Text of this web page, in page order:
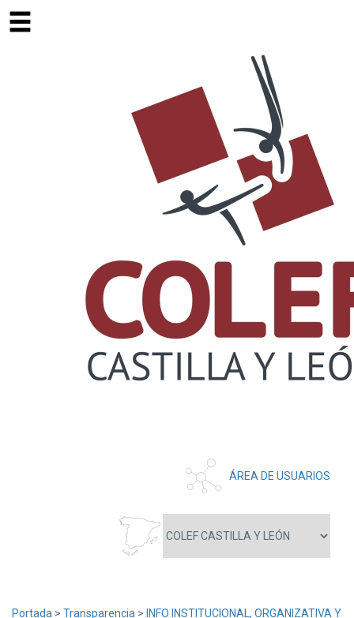
ÁREA DE USUARIOS
Portada > Transparencia > INFO INSTITUCIONAL, ORGANIZATIVA Y